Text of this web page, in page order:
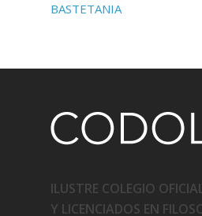
BASTETANIA
ILUSTRE COLEGIO
Y LICENCIADOS EN